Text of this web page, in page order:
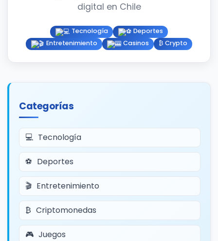
digital en Chile
Tecnología
Deportes
Entretenimiento
Casinos ₿ Crypto
Categorías
Tecnología
Deportes
Entretenimiento
Criptomonedas
Juegos